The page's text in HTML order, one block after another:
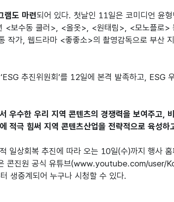
램도 마련되어 있다. 첫날인 11일은 코미디언 윤
<보수동 쿨러>, <올옷>, <원태림>, <모노플로>
가, 웹드라마 <좋좋소>의 촬영감독으로 부산 지
추진위원회’를 12일에 본격 발족하고, ESG
우수한 우리 지역 콘텐츠의 경쟁력을 보여주고,
적극 힘써 지역 콘텐츠산업을 전략적으로 육성하
일상회복 추진에 따라 오는 10일(수)까지 행
콘진원 공식 유튜브(www.youtube.com/user/
생중계되어 누구나 시청할 수 있다.